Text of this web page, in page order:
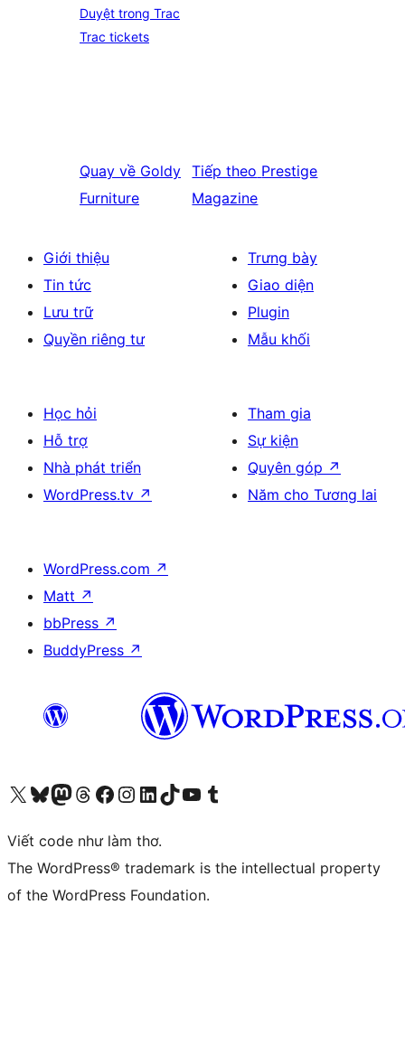
Duyệt trong Trac
Trac tickets
Quay về Goldy
Furniture
Tiếp theo Prestige
Magazine
Giới thiệu
Tin tức
Lưu trữ
Quyền riêng tư
Trưng bày
Giao diện
Plugin
Mẫu khối
Học hỏi
Hỗ trợ
Nhà phát triển
WordPress.tv ↗
Tham gia
Sự kiện
Quyên góp ↗
Năm cho Tương lai
WordPress.com ↗
Matt ↗
bbPress ↗
BuddyPress ↗
Truy cập tài khoản X (trước đây là Twitter) của chúng tôiVisit our Bluesky account
Visit our Mastodon account
Visit our Threads account
Xem trang Facebook của chúng tôiTruy cập tài khoản Instagram của chúng tôiTruy cập tài khoản LinkedIn của chúng tôiVisit our TikTok account
Truy cập kênh YouTube của chúng tôi Visit our Tumblr account
Viết code như làm thơ.
The WordPress® trademark is the intellectual property
of the WordPress Foundation.